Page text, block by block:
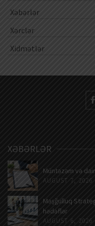
Xəbərlər
Xərclər
Xidmətlər
XƏBƏRLƏR
Müntəzəm və
AUGUST 7, 2026
Məşğulluq
hədəflər
AUGUST 6, 2026